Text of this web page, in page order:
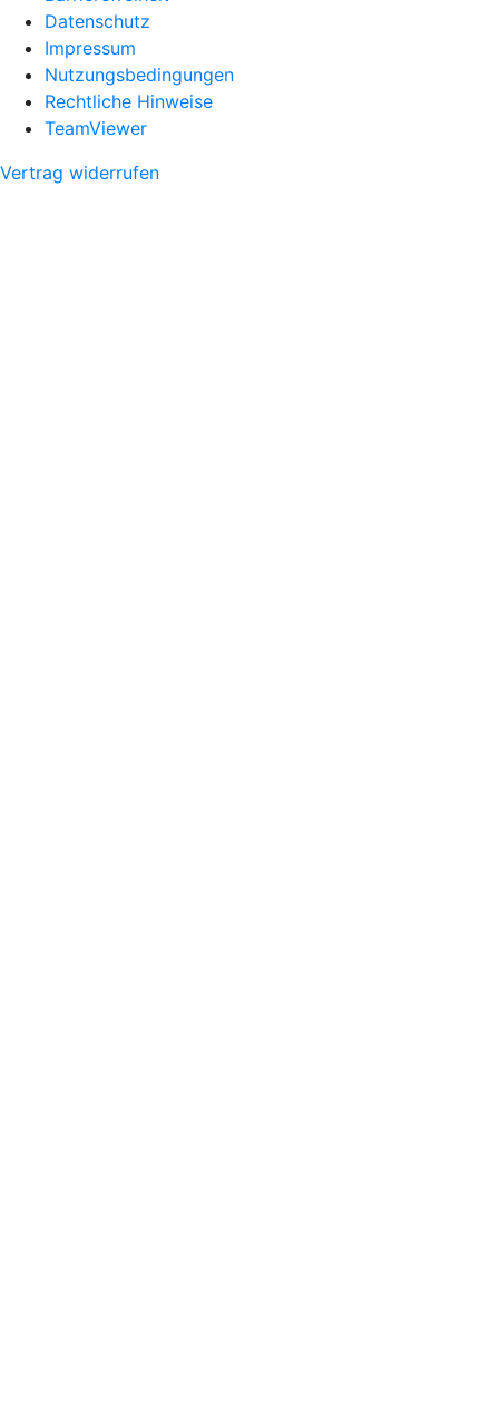
Datenschutz
Impressum
Nutzungsbedingungen
Rechtliche Hinweise
TeamViewer
Vertrag widerrufen